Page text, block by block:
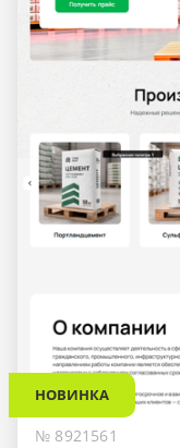
НОВИНКА
№ 8921561